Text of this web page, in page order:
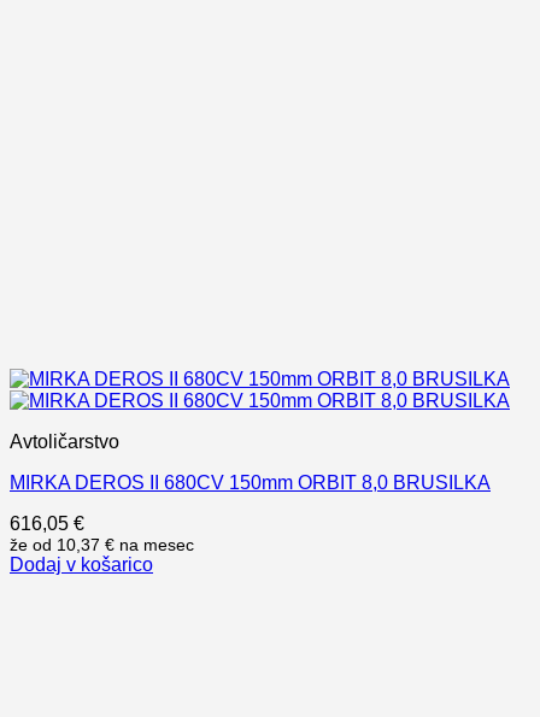
Avtoličarstvo
MIRKA DEROS II 680CV 150mm ORBIT 8,0 BRUSILKA
616,05 €
že od 10,37 € na mesec
Dodaj v košarico